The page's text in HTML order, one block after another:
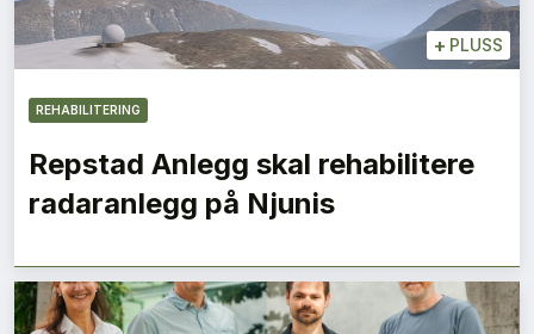
+ PLUSS
REHABILITERING
Repstad Anlegg skal rehabilitere
radaranlegg på Njunis